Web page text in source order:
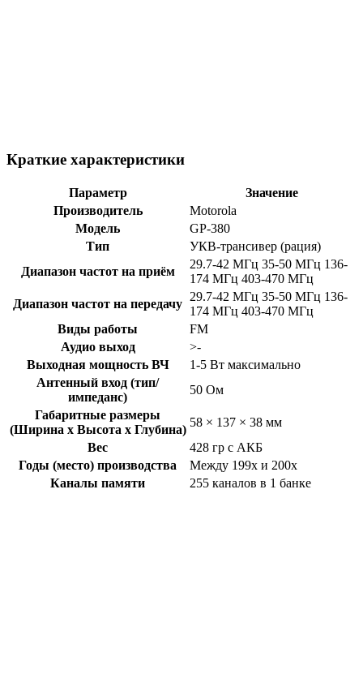
Краткие характеристики
Параметр
Значение
Производитель
Motorola
Модель
GP-380
Тип
УКВ-трансивер (рация)
Диапазон частот на приём
29.7-42 МГц 35-50 МГц 136-
174 МГц 403-470 МГц
Диапазон частот на передачу
29.7-42 МГц 35-50 МГц 136-
174 МГц 403-470 МГц
Виды работы
FM
Аудио выход
>-
Выходная мощность ВЧ
1-5 Вт максимально
Антенный вход (тип/
импеданс)
50 Ом
Габаритные размеры
(Ширина x Высота x Глубина)
58 × 137 × 38 мм
Вес
428 гр с АКБ
Годы (место) производства
Между 199x и 200x
Каналы памяти
255 каналов в 1 банке